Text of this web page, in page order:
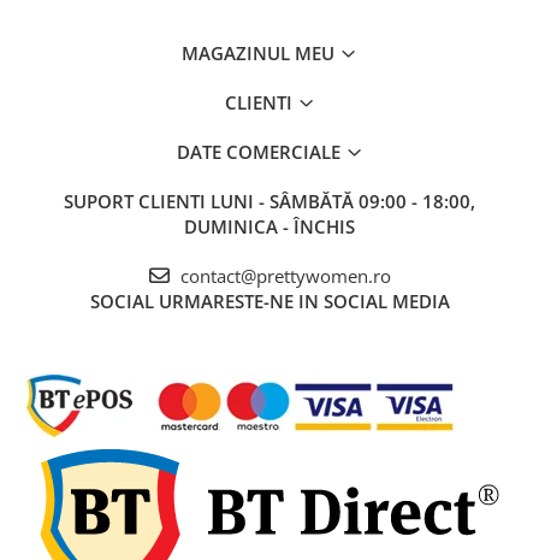
MAGAZINUL MEU
CLIENTI
DATE COMERCIALE
SUPORT CLIENTI LUNI - SÂMBĂTĂ 09:00 - 18:00,
DUMINICA - ÎNCHIS
contact@prettywomen.ro
SOCIAL URMARESTE-NE IN SOCIAL MEDIA